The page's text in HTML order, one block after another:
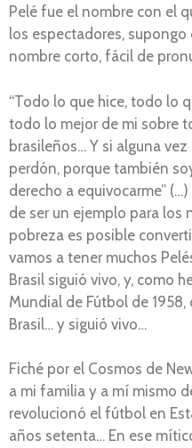
Pelé fue el nombre con el
los espectadores,
nombre corto, fácil de
“Todo lo que hice, todo lo
todo lo mejor de mi sobre
brasileños… Y si alguna
perdón, porque también
derecho a equivocarme”
de ser un ejemplo para los
pobreza es posible
vamos a tener muchos
Brasil siguió vivo, y, como
Mundial de Fútbol de
Brasil… y siguió vivo…
Fiché por el Cosmos de
a mi familia y a mí mismo
revolucionó el fútbol en
años setenta… En ese